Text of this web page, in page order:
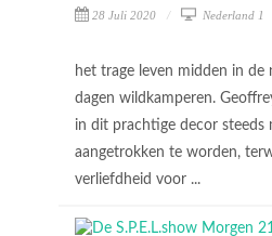
28 Juli 2020 Nederland 1
het trage leven midden in
dagen wildkamperen.
in dit prachtige decor steeds
aangetrokken te worden,
verliefdheid voor ...